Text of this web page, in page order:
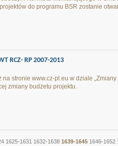
do programu BSR zostanie
RCZ- RP 2007-2013
na stronie www.cz-pl.eu w dziale
zmiany budżetu projektu.
1625-1631 1632-1638 1639-1645 1646-1652